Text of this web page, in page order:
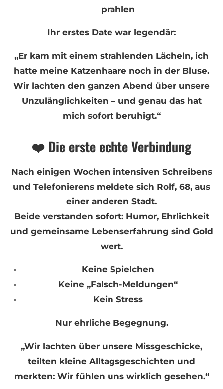
prahlen
Ihr erstes Date war legendär:
„Er kam mit einem strahlenden Lächeln, ich
hatte meine Katzenhaare noch in der Bluse.
Wir lachten den ganzen Abend über unsere
Unzulänglichkeiten – und genau das hat
mich sofort beruhigt.“
❤️ Die erste echte Verbindung
Nach einigen Wochen intensiven Schreibens
und Telefonierens meldete sich Rolf, 68, aus
einer anderen Stadt.
Beide verstanden sofort: Humor, Ehrlichkeit
und gemeinsame Lebenserfahrung sind Gold
wert.
Keine Spielchen
Keine „Falsch-Meldungen“
Kein Stress
Nur ehrliche Begegnung.
„Wir lachten über unsere Missgeschicke,
teilten kleine Alltagsgeschichten und
merkten: Wir fühlen uns wirklich gesehen.“